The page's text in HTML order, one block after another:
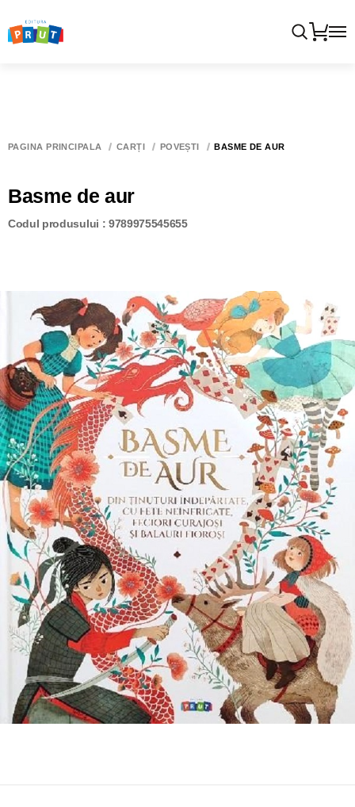
PAGINA PRINCIPALĂ CĂRȚI POVEȘTI BASME DE AUR
Basme de aur
Codul produsului : 9789975545655